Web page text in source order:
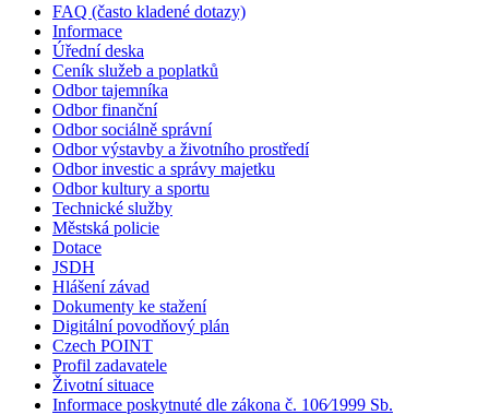
FAQ (často kladené dotazy)
Informace
Úřední deska
Ceník služeb a poplatků
Odbor tajemníka
Odbor finanční
Odbor sociálně správní
Odbor výstavby a životního prostředí
Odbor investic a správy majetku
Odbor kultury a sportu
Technické služby
Městská policie
Dotace
JSDH
Hlášení závad
Dokumenty ke stažení
Digitální povodňový plán
Czech POINT
Profil zadavatele
Životní situace
Informace poskytnuté dle zákona č. 106⁄1999 Sb.